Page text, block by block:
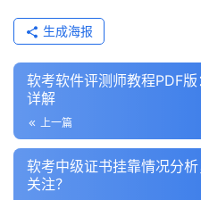
生成海报
软考软件评测师教程PDF
详解
上一篇
软考中级证书挂靠情况分
关注？